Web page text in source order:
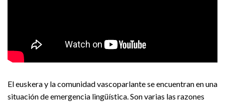
El euskera y la comunidad vascoparlante se encuentran en una
situación de emergencia lingüística. Son varias las razones